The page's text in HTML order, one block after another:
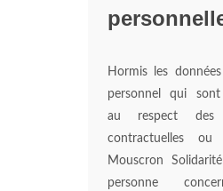
Hormis les
personnel qui sont
au respect des
contractuelles ou
Mouscron
personne